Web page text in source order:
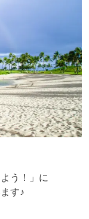
う！」に
す♪